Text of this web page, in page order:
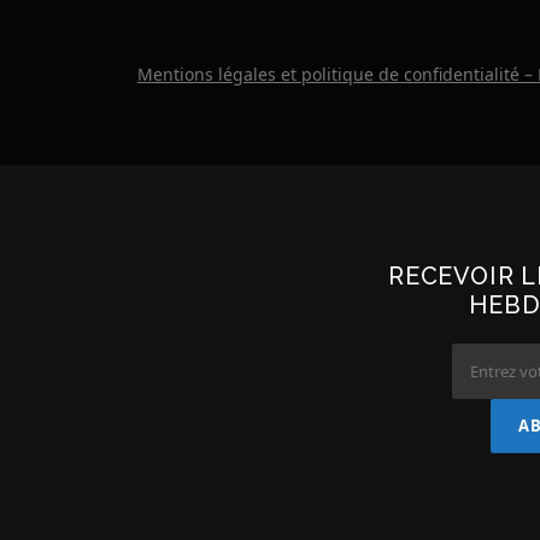
Mentions légales et politique de confidentialité –
RECEVOIR